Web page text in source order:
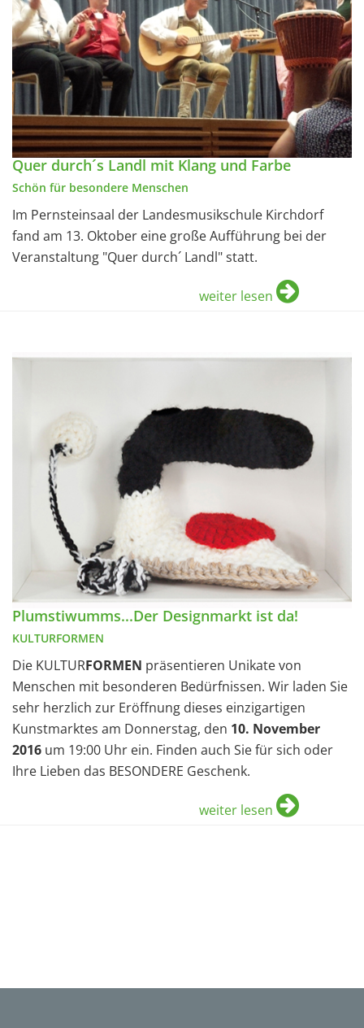
Quer durch´s Landl mit Klang und Farbe
Schön für besondere Menschen
Im Pernsteinsaal der Landesmusikschule Kirchdorf
fand am 13. Oktober eine große Aufführung bei der
Veranstaltung "Quer durch´ Landl" statt.
weiter lesen
Plumstiwumms...Der Designmarkt ist da!
KULTURFORMEN
Die KULTURFORMEN präsentieren Unikate von
Menschen mit besonderen Bedürfnissen. Wir laden Sie
sehr herzlich zur Eröffnung dieses einzigartigen
Kunstmarktes am Donnerstag, den 10. November
2016 um 19:00 Uhr ein. Finden auch Sie für sich oder
Ihre Lieben das BESONDERE Geschenk.
weiter lesen